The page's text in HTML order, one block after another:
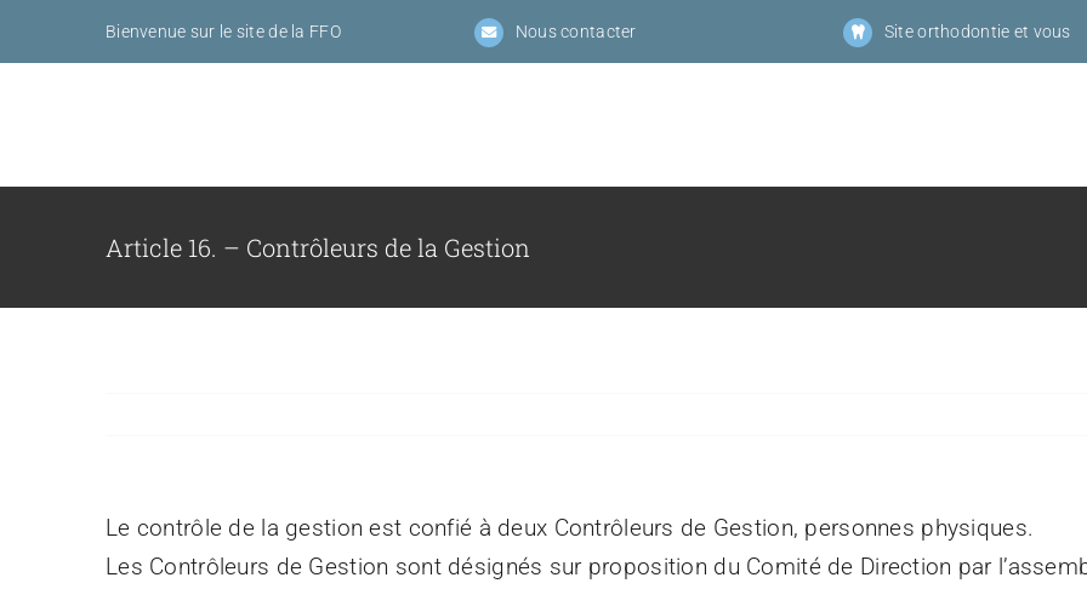
au
Bienvenue sur le site de la FFO Nous contacter Site orthodontie et vous
Article 16. – Contrôleurs de la Gestion
Le contrôle de la gestion est confié à deux Contrôleurs de Gestion, personnes physiques.
Les Contrôleurs de Gestion sont désignés sur proposition du Comité de Direction par